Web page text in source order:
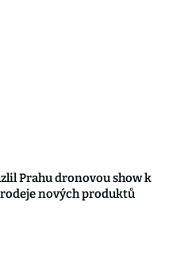
Prahu dronovou show k
nových produktů